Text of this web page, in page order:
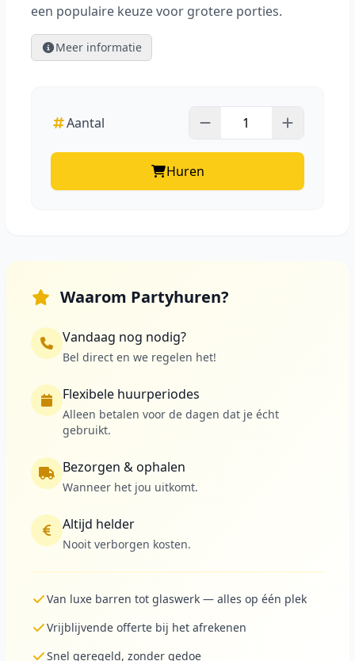
een populaire keuze voor grotere porties.
Meer informatie
Aantal
Huren
Waarom Partyhuren?
Vandaag nog nodig?
Bel direct en we regelen het!
Flexibele huurperiodes
Alleen betalen voor de dagen dat je écht
gebruikt.
Bezorgen & ophalen
Wanneer het jou uitkomt.
Altijd helder
Nooit verborgen kosten.
Van luxe barren tot glaswerk — alles op één plek
Vrijblijvende offerte bij het afrekenen
Snel geregeld, zonder gedoe